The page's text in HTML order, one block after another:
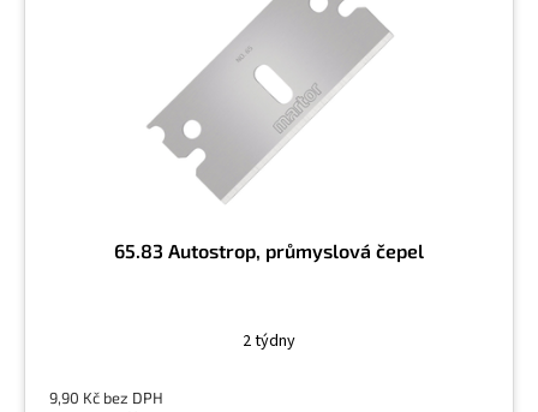
65.83 Autostrop, průmyslová čepel
2 týdny
9,90 Kč bez DPH